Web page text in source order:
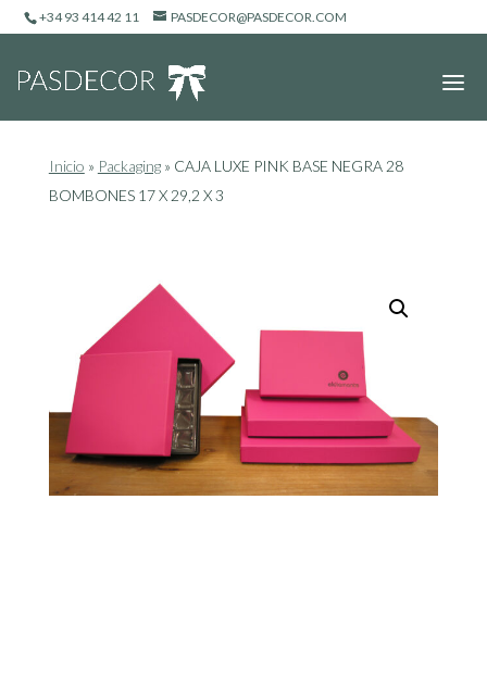
+34 93 414 42 11 PASDECOR@PASDECOR.COM
Inicio » Packaging» CAJA LUXE PINK BASE NEGRA 28
BOMBONES 17 X 29,2 X 3